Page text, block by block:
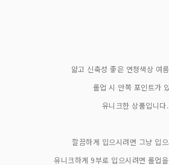
얇고 신축성 좋은 연청색상 여
롤업 시 안쪽 포인트가
유니크한 상품입니다.
깔끔하게 입으시려면 그냥 입
유니크하게 9부로 입으시려면 롤업